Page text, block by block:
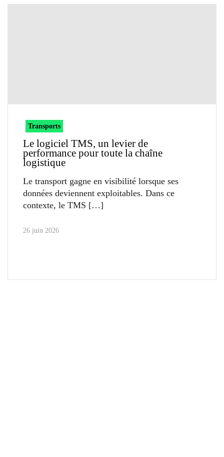
Transports
Le logiciel TMS, un levier de
performance pour toute la chaîne
logistique
Le transport gagne en visibilité lorsque ses
données deviennent exploitables. Dans ce
contexte, le TMS
26 juin 2026